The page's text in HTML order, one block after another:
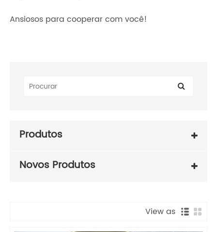
Ansiosos para cooperar com você!
Produtos
Novos Produtos
View as